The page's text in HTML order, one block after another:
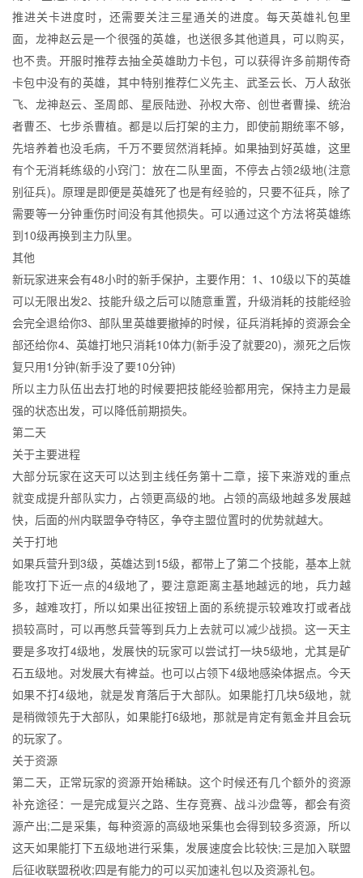
推进关卡进度时，还需要关注三星通关的进度。每天英雄礼包里
面，龙神赵云是一个很强的英雄，也送很多其他道具，可以购买，
也不贵。开服时推荐去抽全英雄助力卡包，可以获得许多前期传奇
卡包中没有的英雄，其中特别推荐仁义先主、武圣云长、万人敌张
飞、龙神赵云、圣周郎、星辰陆逊、孙权大帝、创世者曹操、统治
者曹丕、七步杀曹植。都是以后打架的主力，即使前期统率不够，
先培养着也没毛病，千万不要贸然消耗掉。如果抽到好英雄，这里
有个无消耗练级的小窍门：放在二队里面，不停去占领2级地(注意
别征兵)。原理是即便是英雄死了也是有经验的，只要不征兵，除了
需要等一分钟重伤时间没有其他损失。可以通过这个方法将英雄练
到10级再换到主力队里。
其他
新玩家进来会有48小时的新手保护，主要作用：1、10级以下的英雄
可以无限出发2、技能升级之后可以随意重置，升级消耗的技能经验
会完全退给你3、部队里英雄要撤掉的时候，征兵消耗掉的资源会全
部还给你4、英雄打地只消耗10体力(新手没了就要20)，濒死之后恢
复只用1分钟(新手没了要10分钟)
所以主力队伍出去打地的时候要把技能经验都用完，保持主力是最
强的状态出发，可以降低前期损失。
第二天
关于主要进程
大部分玩家在这天可以达到主线任务第十二章，接下来游戏的重点
就变成提升部队实力，占领更高级的地。占领的高级地越多发展越
快，后面的州内联盟争夺特区，争夺主盟位置时的优势就越大。
关于打地
如果兵营升到3级，英雄达到15级，都带上了第二个技能，基本上就
能攻打下近一点的4级地了，要注意距离主基地越远的地，兵力越
多，越难攻打，所以如果出征按钮上面的系统提示较难攻打或者战
损较高时，可以再憋兵营等到兵力上去就可以减少战损。这一天主
要是多攻打4级地，发展快的玩家可以尝试打一块5级地，尤其是矿
石五级地。对发展大有裨益。也可以占领下4级地感染体据点。今天
如果不打4级地，就是发育落后于大部队。如果能打几块5级地，就
是稍微领先于大部队，如果能打6级地，那就是肯定有氪金并且会玩
的玩家了。
关于资源
第二天，正常玩家的资源开始稀缺。这个时候还有几个额外的资源
补充途径：一是完成复兴之路、生存竞赛、战斗沙盘等，都会有资
源产出;二是采集，每种资源的高级地采集也会得到较多资源，所以
这天如果能打下五级地进行采集，发展速度会比较快;三是加入联盟
后征收联盟税收;四是有能力的可以买加速礼包以及资源礼包。